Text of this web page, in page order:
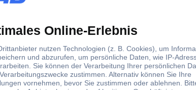
Querschnitt je Ader
2.5 mm²